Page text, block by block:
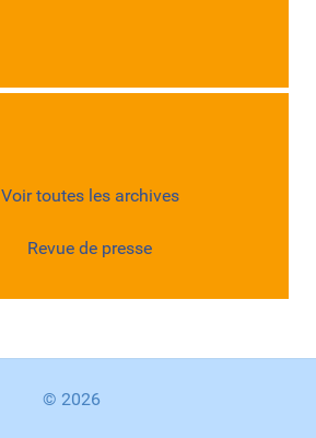
Voir toutes les archives
Revue de presse
© 2026